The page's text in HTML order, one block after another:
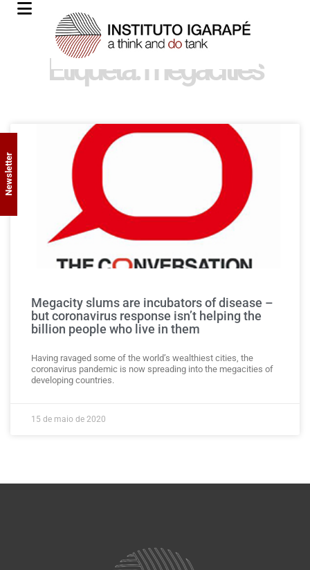
Etiqueta: megacities
Megacity slums are incubators of disease –
but coronavirus response isn’t helping the
billion people who live in them
Having ravaged some of the world’s wealthiest cities, the
coronavirus pandemic is now spreading into the megacities of
developing countries.
15 de maio de 2020
Newsletter